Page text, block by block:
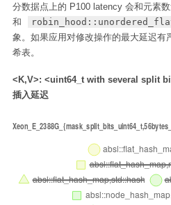
分数据点上的 P100 latency 会和元素
和
象。如果应用对修改操作的最大延迟有
希表。
<K,V>: <uint64_t with several split
插入延迟